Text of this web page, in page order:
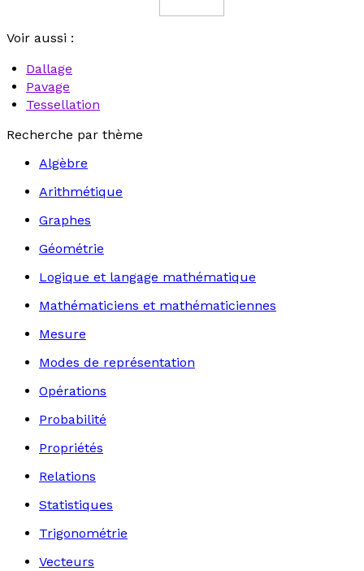
Voir aussi :
Dallage
Pavage
Tessellation
Recherche par thème
Algèbre
Arithmétique
Graphes
Géométrie
Logique et langage mathématique
Mathématiciens et mathématiciennes
Mesure
Modes de représentation
Opérations
Probabilité
Propriétés
Relations
Statistiques
Trigonométrie
Vecteurs